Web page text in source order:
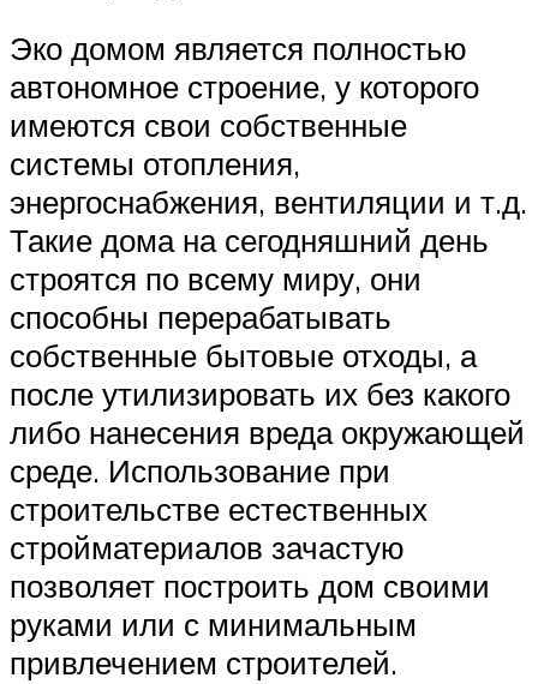
Эко домом является полностью
автономное строение, у которого
имеются свои собственные
системы отопления,
энергоснабжения, вентиляции и т.д.
Такие дома на сегодняшний день
строятся по всему миру, они
способны перерабатывать
собственные бытовые отходы, а
после утилизировать их без какого
либо нанесения вреда окружающей
среде. Использование при
строительстве естественных
стройматериалов зачастую
позволяет построить дом своими
руками или с минимальным
привлечением строителей.